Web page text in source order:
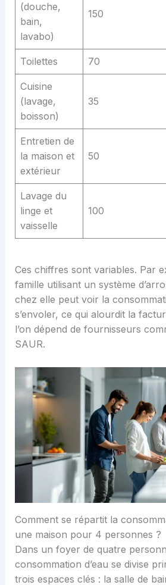
(douche,
bain,
lavabo)
150
Toilettes 70
Cuisine
(lavage,
boisson)
35
Entretien de
la maison et
extérieur
50
Lavage du
linge et
vaisselle
100
Ces chiffres sont variables. Par
famille utilisant un système
chez elle peut voir la
s’envoler, ce qui alourdit la
l’on dépend de fournisseurs
SAUR.
Comment se répartit la
une maison pour 4 personnes ?
Dans un foyer de quatre
consommation d’eau se divise
trois espaces clés : la salle de